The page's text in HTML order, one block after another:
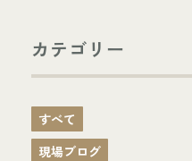
カテゴリー
すべて
現場ブログ